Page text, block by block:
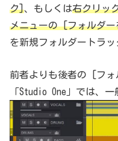
ク]、もしくは右クリッ
メニューの [フォルダ
を新規フォルダートラッ
前者よりも後者の [フ
「Studio One」では、